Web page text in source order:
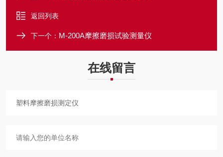
返回列表
下一个： M-200A摩擦磨损试验测量仪
在线留言